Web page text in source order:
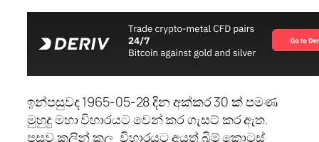
ඉන්පසුවද 1965-05-28 දින අක්කර 30 ක් පමණ
මුහුදු මහා විහාරයට වෙන් කර ගැසට් කර ඇත.
පසුව කලින් කල විහාරයට අයත් බිම් කොටස්